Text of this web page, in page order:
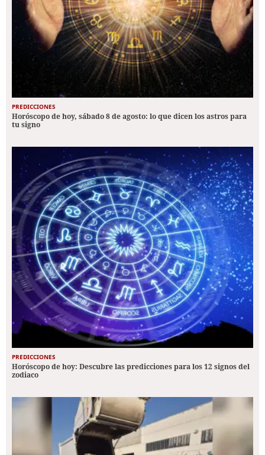
PREDICCIONES
Horóscopo de hoy, sábado 8 de agosto: lo que dicen los astros para
tu signo
PREDICCIONES
Horóscopo de hoy: Descubre las predicciones para los 12 signos del
zodiaco